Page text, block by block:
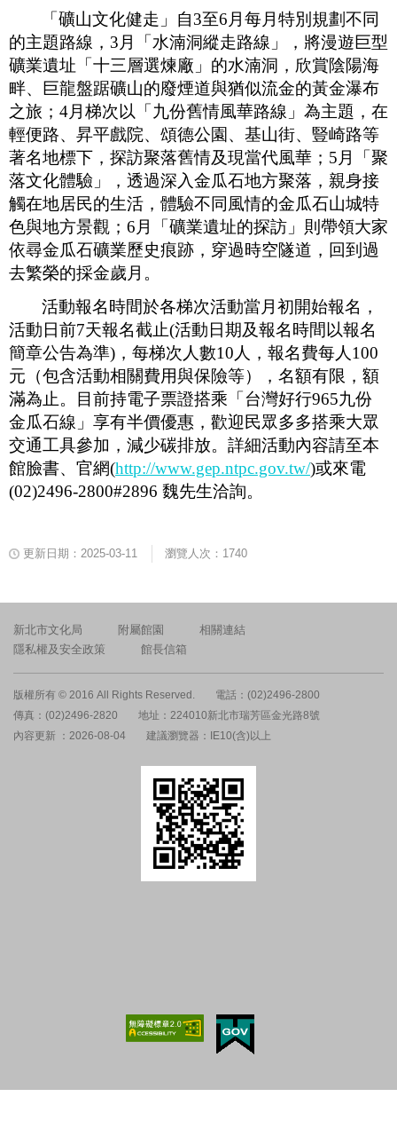
「礦山文化健走」自3至6月每月特別規劃不同
的主題路線， 3月「水湳洞縱走路線」，將漫遊巨型
礦業遺址「十三層選煉廠」的水湳洞，欣賞陰陽海
畔、巨龍盤踞礦山的廢煙道與猶似流金的黃金瀑布
之旅； 4月梯次以「九份舊情風華路線」為主題，在
輕便路、昇平戲院、頌德公園、基山街、豎崎路等
著名地標下，探訪聚落舊情及現當代風華； 5月「聚
落文化體驗」，透過深入金瓜石地方聚落，親身接
觸在地居民的生活，體驗不同風情的金瓜石山城特
色與地方景觀； 6月「礦業遺址的探訪」則帶領大家
依尋金瓜石礦業歷史痕跡，穿過時空隧道，回到過
去繁榮的採金歲月。
活動報名時間於各梯次活動當月初開始報名，
活動日前7天報名截止(活動日期及報名時間以報名
簡章公告為準) ，每梯次人數10人，報名費每人100
元（包含活動相關費用與保險等），名額有限，額
滿為止。目前持電子票證搭乘「台灣好行965九份
金瓜石線」享有半價優惠，歡迎民眾多多搭乘大眾
交通工具參加，減少碳排放。詳細活動內容請至本
館臉書、官網(http://www.gep.ntpc.gov.tw/)或來電
(02)2496-2800#2896 魏先生洽詢。
更新日期：2025-03-11 瀏覽人次：1740
新北市文化局 附屬館園
相關連結
隱私權及安全政策
館長信箱
版權所有 © 2016 All Rights Reserved.
電話：(02)2496-2800
傳真：(02)2496-2820
地址：224010新北市瑞芳區金光路8號
內容更新 ：2026-08-04
建議瀏覽器：IE10(含)以上